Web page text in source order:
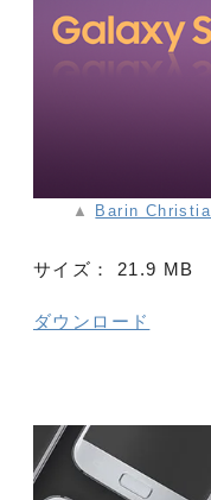
▲ Barin
サイズ： 21.9 MB
ダウンロード